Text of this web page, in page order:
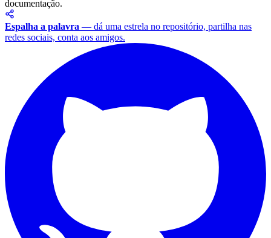
documentação.
Espalha a palavra — dá uma estrela no repositório, partilha nas
redes sociais, conta aos amigos.